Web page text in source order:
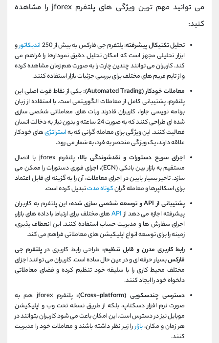
می توانید مهم ترین ویژگی های پلتفرم jforex را مشاهده
کنید:
تحلیل تکنیکال پیشرفته: پلتفرم جی فارکس به بیش از 250 اندیکاتورو
ابزار تحلیلی مجهز است که امکان تحلیل دقیق نمودارها را فراهم می‌
کند. کاربران می‌ توانند چندین چارت را به‌ صورت هم‌ زمان مشاهده کرده
و از تایم‌ فریم‌ های مختلف برای بررسی جزئیات بازار استفاده کنند.
معاملات خودکار (Automated Trading):
یکی از نقاط قوت اصلی این
پلتفرم، پشتیبانی کامل از معاملات الگوریتمی است. با استفاده از زبان
برنامه‌ نویسی جاوا، کاربران قادرند ربات‌ های معاملاتی شخصی‌ سازی‌
شده‌ ای طراحی کنند که به‌ صورت 24 ساعته و بدون نیاز به دخالت انسان
فعالیت کنند. این ویژگی برای معامله‌ گرانی که بهاستراتژی‌های خودکار
علاقه دارند، یک ویژگی منحصر به فرد، به شمار می‌ رود.
اجرای سریع دستورات و نقدشوندگی بالا:
پلتفرم jforex با اتصال
مستقیم به بازار بین‌ بانکی (ECN)، اجرای فوری دستورات را ممکن می‌
سازد. تاخیر بسیار پایین در اجرای معاملات، آن را به گزینه‌ ای قابل‌ اعتماد
برای اسکالپرها و معامله‌ گرانکوتاه‌ مدتتبدیل کرده است.
پشتیبانی از API و توسعه شخصی‌ سازی‌ شده:
این پلتفرم به کاربران
پیشرفته اجازه می‌ دهد ازAPIهای مختلف برای ارتباط با داده‌ های بازار،
اجرای سفارش‌ ها و مدیریت حساب استفاده کنند. این انعطاف‌ پذیری،
زمینه را برای توسعه انواع اپلیکیشن‌ های معاملاتی فراهم می‌ کند.
رابط کاربری مدرن و قابل تنظیم: طراحی رابط کاربری درپلتفرم جی
فارکسبسیار حرفه‌ ای و در عین‌ حال ساده است. کاربران می‌ توانند اجزای
مختلف محیط کاری را با سلیقه خود تنظیم کرده و فضای معاملاتی
دلخواه خود را ایجاد کنند.
دسترسی چندسکویی (Cross-platform):
پلتفرم jforex هم به
صورت نرم‌ افزار دسکتاپ، بلکه از طریق نسخه تحت وب و اپلیکیشن
موبایل نیز در دسترس است. این امکان باعث می‌ شود کاربران بتوانند در
هر زمان و مکان،بازاررا زیر نظر داشته باشند و معاملات خود را مدیریت
کنند.